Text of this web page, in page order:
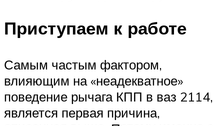
Приступаем к работе
Самым частым фактором,
влияющим на «неадекватное»
поведение рычага КПП в ваз 2114,
является первая причина,